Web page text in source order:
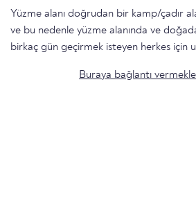
Yüzme alanı doğrudan bir kamp/çadır
ve bu nedenle yüzme alanında ve
birkaç gün geçirmek isteyen herkes için
Buraya bağlantı